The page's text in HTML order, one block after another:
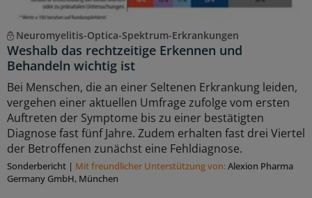
Neuromyelitis-Optica-Spektrum-Erkrankungen
Weshalb das rechtzeitige Erkennen und
Behandeln wichtig ist
Bei Menschen, die an einer Seltenen Erkrankung leiden,
vergehen einer aktuellen Umfrage zufolge vom ersten
Auftreten der Symptome bis zu einer bestätigten
Diagnose fast fünf Jahre. Zudem erhalten fast drei Viertel
der Betroffenen zunächst eine Fehldiagnose.
Sonderbericht | Mit freundlicher Unterstützung von:Alexion Pharma
Germany GmbH, München